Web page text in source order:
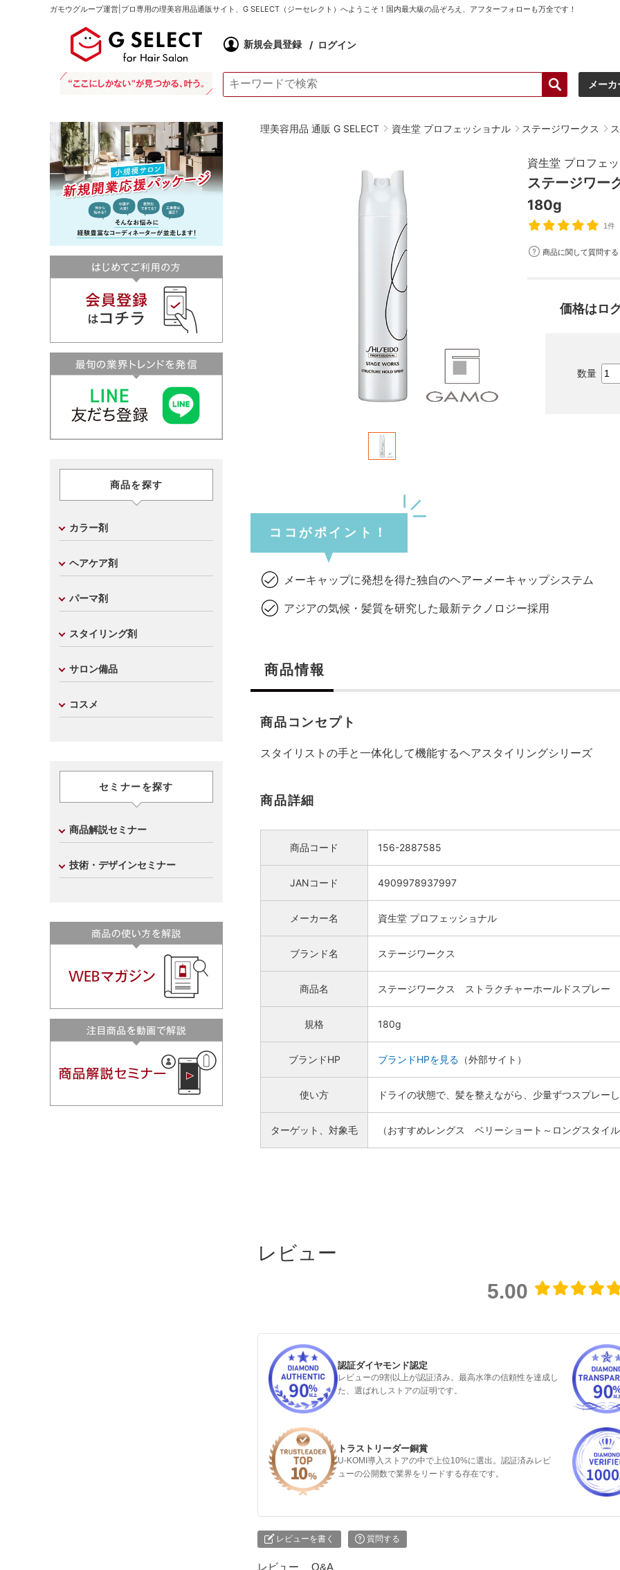
ガモウグループ運営|プロ専用の理美容用品通販サイト、G SELECT（ジーセレクト）へようこそ！国内最大級の品ぞろえ、アフターフォローも万全です！
メー
新規会員登録 ログイン
理美容用品 通販 G SELECT 資生堂 プロフェッショナル ステージワークス
資生堂 プロフェ
ステージワー
180g
1件
商品に関して質問する
価格はロ
ココがポイント！
メーキャップに発想を得た独自のヘアーメーキャップシステム
アジアの気候・髪質を研究した最新テクノロジー採用
商品情報
商品コンセプト
スタイリストの手と一体化して機能するヘアスタイリングシリーズ
商品詳細
商品コード 156-2887585
JANコード 4909978937997
メーカー名 資生堂 プロフェッショナル
ブランド名 ステージワークス
商品名 ステージワークス ストラクチャーホールドスプレー
規格 180g
ブランドHP ブランドHPを見る （外部サイト）
使い方 ドライの状態で、髪を整えながら、少量ずつスプレーし
ターゲット、対象毛 （おすすめレングス ベリーショート～ロングスタイル
レビュー
5.00
認証ダイヤモンド認定
レビューの9割以上が認証済み。最高水準の信頼性を達成し
た、選ばれしストアの証明です。
トラストリーダー銅賞
U-KOMI導入ストアの中で上位10%に選出。認証済みレビ
ューの公開数で業界をリードする存在です。
レビューを書く 質問する
レビュー Q&A
商品を探す
カラー剤
ヘアケア剤
パーマ剤
スタイリング剤
サロン備品
コスメ
セミナーを探す
商品解説セミナー
技術・デザインセミナー